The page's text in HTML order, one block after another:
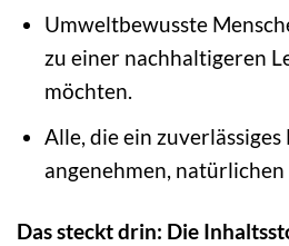
Umweltbewusste
zu einer nachhaltigeren
möchten.
Alle, die ein
angenehmen,
Das steckt drin: Die